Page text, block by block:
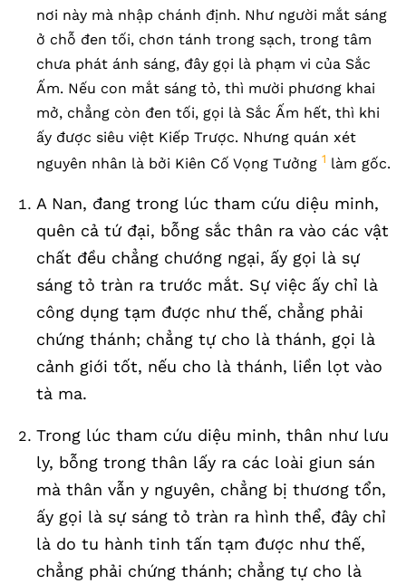
nơi này mà nhập chánh định. Như người mắt sáng
ở chỗ đen tối, chơn tánh trong sạch, trong tâm
chưa phát ánh sáng, đây gọi là phạm vi của Sắc
Ấm. Nếu con mắt sáng tỏ, thì mười phương khai
mở, chẳng còn đen tối, gọi là Sắc Ấm hết, thì khi
ấy được siêu việt Kiếp Trược. Nhưng quán xét
nguyên nhân là bởi Kiên Cố Vọng Tưởng 1 làm gốc.
A Nan, đang trong lúc tham cứu diệu minh,
quên cả tứ đại, bỗng sắc thân ra vào các vật
chất đều chẳng chướng ngại, ấy gọi là sự
sáng tỏ tràn ra trước mắt. Sự việc ấy chỉ là
công dụng tạm được như thế, chẳng phải
chứng thánh; chẳng tự cho là thánh, gọi là
cảnh giới tốt, nếu cho là thánh, liền lọt vào
tà ma.
Trong lúc tham cứu diệu minh, thân như lưu
ly, bỗng trong thân lấy ra các loài giun sán
mà thân vẫn y nguyên, chẳng bị thương tổn,
ấy gọi là sự sáng tỏ tràn ra hình thể, đây chỉ
là do tu hành tinh tấn tạm được như thế,
chẳng phải chứng thánh; chẳng tự cho là